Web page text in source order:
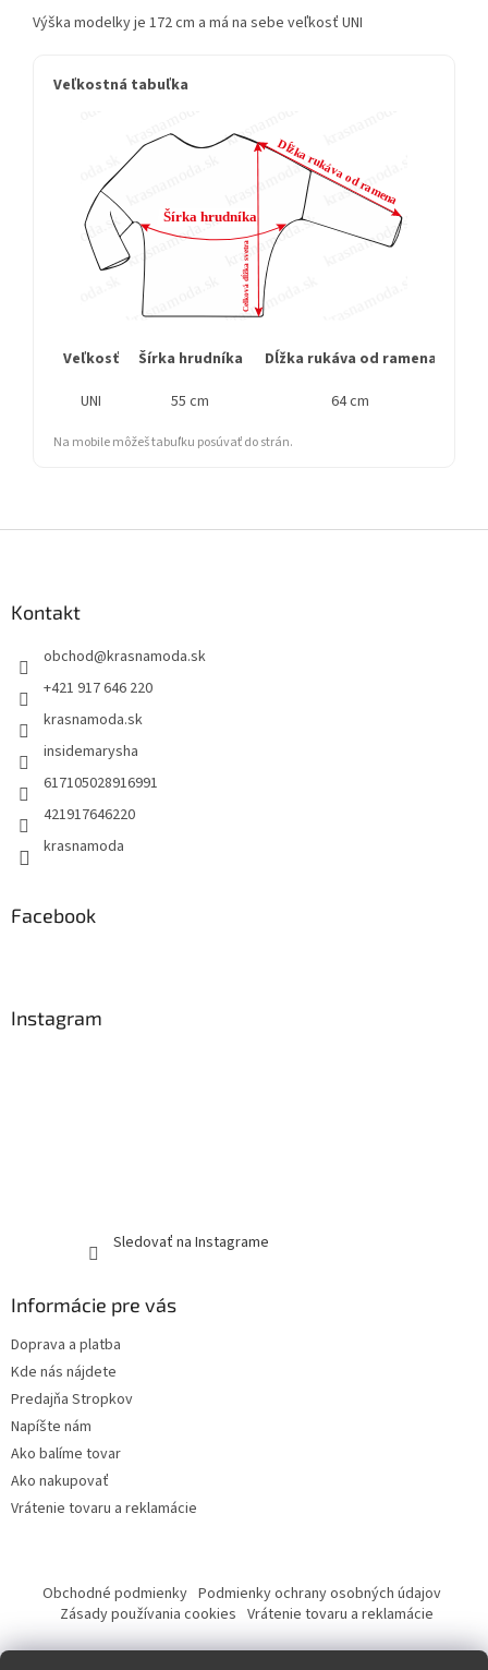
Výška modelky je 172 cm a má na sebe veľkosť UNI
Veľkostná tabuľka
Veľkosť Šírka hrudníka Dĺžka rukáva od ramena
UNI
55 cm 64 cm
Na mobile môžeš tabuľku posúvať do strán.
Kontakt
obchod@krasnamoda.sk
+421 917 646 220
krasnamoda.sk
insidemarysha
617105028916991
421917646220
krasnamoda
Facebook
Instagram
Sledovať na Instagrame
Informácie pre vás
Doprava a platba
Kde nás nájdete
Predajňa Stropkov
Napíšte nám
Ako balíme tovar
Ako nakupovať
Vrátenie tovaru a reklamácie
Obchodné podmienky Podmienky ochrany osobných údajov
Zásady používania cookies Vrátenie tovaru a reklamácie